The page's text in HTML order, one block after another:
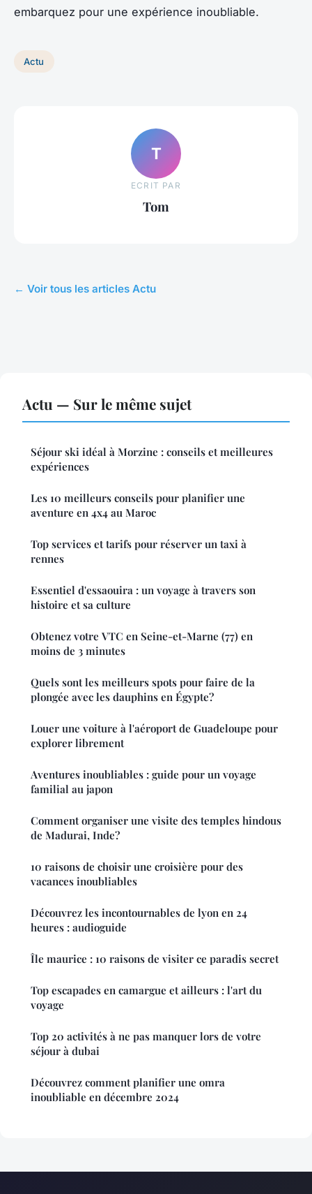
embarquez pour une expérience inoubliable.
Actu
T
ECRIT PAR
Tom
← Voir tous les articles Actu
Actu — Sur le même sujet
Séjour ski idéal à Morzine : conseils et meilleures
expériences
Les 10 meilleurs conseils pour planifier une
aventure en 4x4 au Maroc
Top services et tarifs pour réserver un taxi à
rennes
Essentiel d'essaouira : un voyage à travers son
histoire et sa culture
Obtenez votre VTC en Seine-et-Marne (77) en
moins de 3 minutes
Quels sont les meilleurs spots pour faire de la
plongée avec les dauphins en Égypte?
Louer une voiture à l'aéroport de Guadeloupe pour
explorer librement
Aventures inoubliables : guide pour un voyage
familial au japon
Comment organiser une visite des temples hindous
de Madurai, Inde?
10 raisons de choisir une croisière pour des
vacances inoubliables
Découvrez les incontournables de lyon en 24
heures : audioguide
Île maurice : 10 raisons de visiter ce paradis secret
Top escapades en camargue et ailleurs : l'art du
voyage
Top 20 activités à ne pas manquer lors de votre
séjour à dubai
Découvrez comment planifier une omra
inoubliable en décembre 2024